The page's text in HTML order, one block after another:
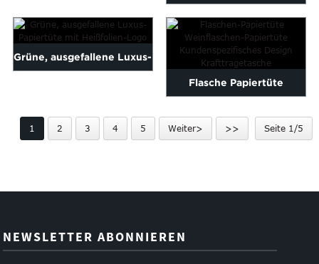
metallische Papiertüte für
Merry Chr ...
Grüne, ausgefallene Luxus-
Flasche Papiertüte
Angepasst ...
1 2 3 4 5 Weiter> >> Seite 1/5
NEWSLETTER ABONNIEREN